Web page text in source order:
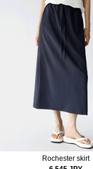
Rochester skirt